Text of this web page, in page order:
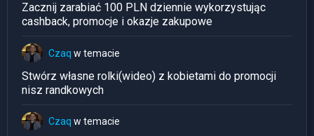
Zacznij zarabiać 100 PLN dziennie wykorzystując
cashback, promocje i okazje zakupowe
Czaq w temacie
Stwórz własne rolki(wideo) z kobietami do promocji
nisz randkowych
Czaq w temacie